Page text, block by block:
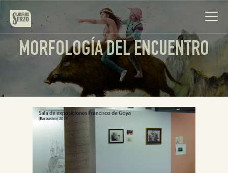
Obra
Biografía
Noticias
MORFOLOGÍA DEL ENCUENTRO